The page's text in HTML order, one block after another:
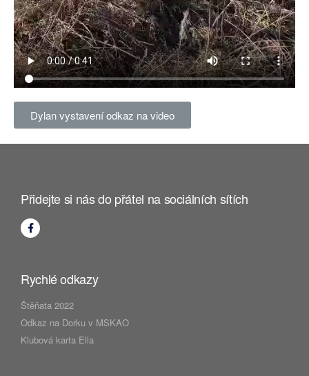
Dylan vystavení odkaz na video
Přidejte si nás do přátel na sociálních sítích
Rychlé odkazy
Štěňata 2022
Odkaz na Dorku v MSKAO
Klubová karta Ella